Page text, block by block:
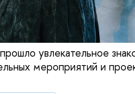
увлекательное
мероприятий и